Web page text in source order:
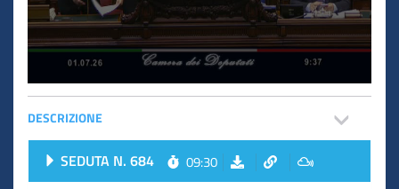
DESCRIZIONE
SEDUTA N. 684 09:30